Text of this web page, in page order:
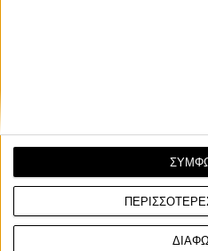
Race News
MotoGP: O Cal Crutchlow
Johann Zarco στο Mugello
H Castrol Honda LCR
πρωί πως ο Cal Crutchlow θα